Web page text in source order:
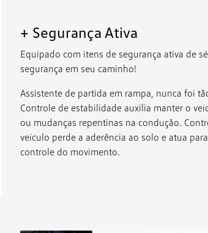
+ Segurança Ativa
Equipado com itens de segurança ativa de
segurança em seu caminho!
Assistente de partida em rampa, nunca foi
Controle de estabilidade auxilia manter o
ou mudanças repentinas na condução.
veículo perde a aderência ao solo e atua
controle do movimento.